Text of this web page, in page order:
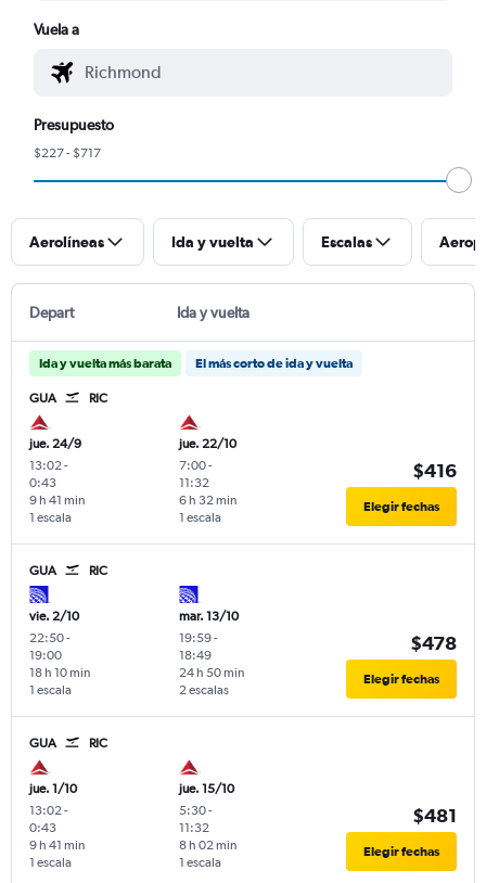
Vuela a
Presupuesto
$227 - $717
Aerolíneas Ida y vuelta Escalas
Depart Ida y vuelta
Ida y vuelta más barata El más corto de ida y vuelta
GUA RIC
jue. 24/9
13:02-
0:43
1 escala
9 h 41 min
jue. 22/10
7:00-
11:32
1 escala
6 h 32 min
$416
Elegir fechas
GUA RIC
vie. 2/10
22:50-
19:00
1 escala
18 h 10 min
mar. 13/10
19:59-
18:49
2 escalas
24 h 50 min
$478
Elegir fechas
GUA RIC
jue. 1/10
13:02-
0:43
1 escala
9 h 41 min
jue. 15/10
5:30-
11:32
1 escala
8 h 02 min
$481
Elegir fechas